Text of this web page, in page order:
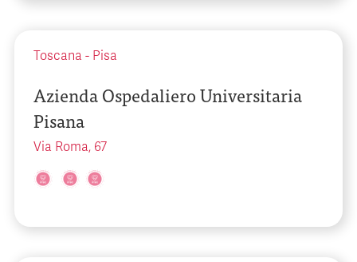
Toscana - Pisa
Azienda Ospedaliero Universitaria
Pisana
Via Roma, 67